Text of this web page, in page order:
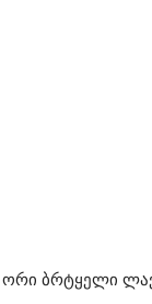
ბრტყელი